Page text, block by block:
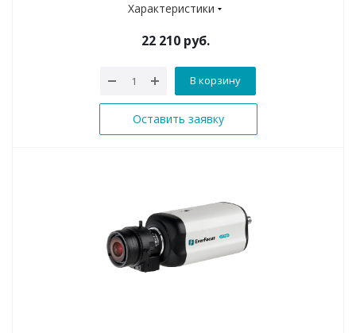
Характеристики
22 210 руб.
В корзину
Оставить заявку